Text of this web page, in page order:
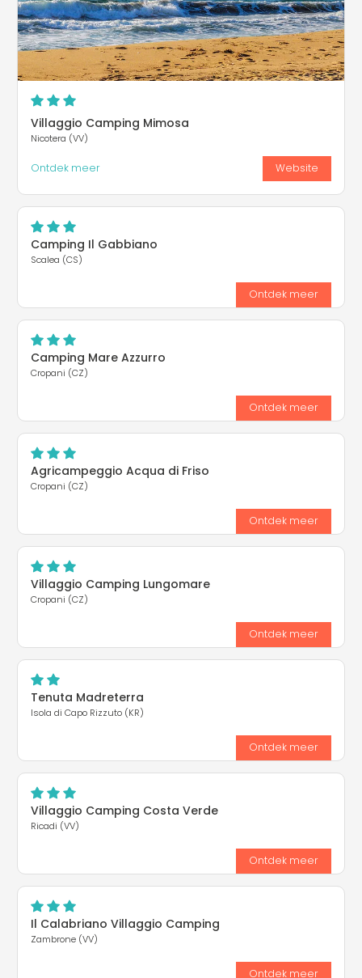
Villaggio Camping Mimosa
Nicotera (VV)
Ontdek meer Website
Camping Il Gabbiano
Scalea (CS)
Ontdek meer
Camping Mare Azzurro
Cropani (CZ)
Ontdek meer
Agricampeggio Acqua di Friso
Cropani (CZ)
Ontdek meer
Villaggio Camping Lungomare
Cropani (CZ)
Ontdek meer
Tenuta Madreterra
Isola di Capo Rizzuto (KR)
Ontdek meer
Villaggio Camping Costa Verde
Ricadi (VV)
Ontdek meer
Il Calabriano Villaggio Camping
Zambrone (VV)
Ontdek meer